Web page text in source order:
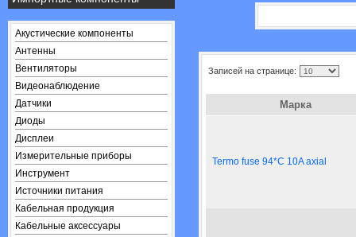
Акустические компоненты
Антенны
Вентиляторы
Видеонаблюдение
Датчики
Диоды
Дисплеи
Измерительные приборы
Инструмент
Источники питания
Кабельная продукция
Кабельные аксессуары
Записей на странице:
Марка
Termo fuse 94*C 10A axial